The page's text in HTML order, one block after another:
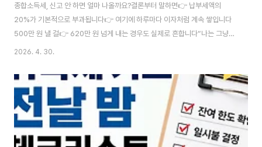
종합소득세, 신고 안 하면 얼마 나올까요?결론부터 말하면👉 납부세액의
20%가 기본적으로 부과됩니다👉 여기에 하루마다 이자처럼 계속 쌓입니다
500만 원 낼 걸👉 620만 원 넘게 내는 경우도 실제로 흔합니다“나는 그냥
넘어가도 되지 않을까?”이 생각 한 번이면👉 수십만 원 바로 손해입니다특히
놓치면 그대로 전액 납부입니다👉 이미 기한이 지났다면👉 지금 바로 확인하
는 것이 가장 중요합니다지금부터 실제 금액 기준으로 정확하게 보여드립니
다.■ 2026년 신고 기한신고 기간: 2026년 5월 1일 ~ 6월 1일※ 2026년은
5월 31일이 일요일이라👉 6월 1일(월)까지 신고·납부 가능⚠️ 하루라도 넘기
2026. 4. 30.